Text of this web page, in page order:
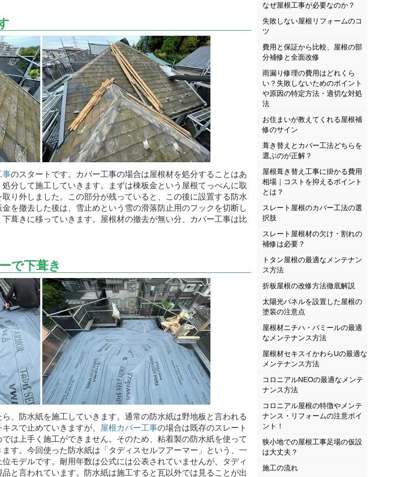
事のスタートです。カバー工事の場合は屋根材を処分することはあ
分して施工していきます。まずは棟板金という屋根てっぺんに取
り外しました。この部分が残っていると、この後に設置する防水
を撤去した後は、雪止めという雪の滑落防止用のフックを切断し
葺きに移っていきます。屋根材の撤去が無い分、カバー工事は比
で下葺き
、防水紙を施工していきます。通常の防水紙は野地板と言われる
スで止めていきますが、
屋根カバー工事の場合は既存のスレート
は上手く施工ができません。そのため、粘着製の防水紙を使って
す。今回使った防水紙は「タディスセルフアーマー」という、一
モデルです。耐用年数は公式には公表されていませんが、タディ
と言われています。防水紙は施工すると瓦以外では見ることが出
なぜ屋根工事が必要なのか？
失敗しない屋根リフォームのコ
ツ
費用と保証から比較、屋根の部
分補修と全面改修
雨漏り修理の費用はどれくら
い？失敗しないためのポイント
や原因の特定方法・適切な対処
法
お住まいが教えてくれる屋根補
修のサイン
葺き替えとカバー工法どちらを
選ぶのが正解？
屋根葺き替え工事に掛かる費用
相場｜コストを抑えるポイント
とは？
スレート屋根のカバー工法の選
択肢
スレート屋根材の欠け・割れの
補修は必要？
トタン屋根の最適なメンテナン
ス方法
折板屋根の改修方法徹底解説
太陽光パネルを設置した屋根の
塗装の注意点
屋根材ニチハ・パミールの最適
なメンテナンス方法
屋根材セキスイかわらUの最適な
メンテナンス方法
コロニアルNEOの最適なメンテ
ナンス方法
コロニアル屋根の特徴やメンテ
ナンス・リフォームの注意ポイ
ント！
狭小地での屋根工事足場の仮設
は大丈夫？
施工の流れ